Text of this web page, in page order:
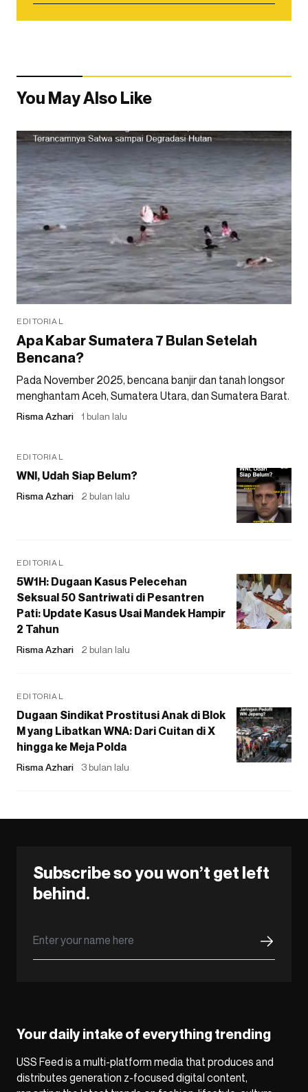
You May Also Like
EDITORIAL
Apa Kabar Sumatera 7 Bulan Setelah
Bencana?
Pada November 2025, bencana banjir dan tanah longsor
menghantam Aceh, Sumatera Utara, dan Sumatera Barat.
Risma Azhari 1 bulan lalu
EDITORIAL
WNI, Udah Siap Belum?
Risma Azhari 2 bulan lalu
EDITORIAL
5W1H: Dugaan Kasus Pelecehan
Seksual 50 Santriwati di Pesantren
Pati: Update Kasus Usai Mandek Hampir
2 Tahun
Risma Azhari 2 bulan lalu
EDITORIAL
Dugaan Sindikat Prostitusi Anak di Blok
M yang Libatkan WNA: Dari Cuitan di X
hingga ke Meja Polda
Risma Azhari 3 bulan lalu
Subscribe so you won’t get left
behind.
Your daily intake of everything trending
USS Feed is a multi-platform media that produces and
distributes generation z-focused digital content,